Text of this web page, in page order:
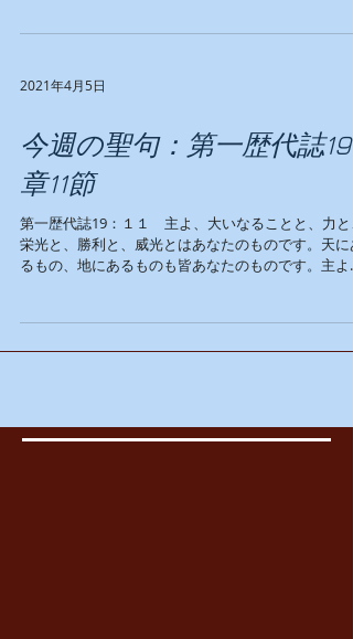
くださったその返答と...
2021年4月5日
今週の聖句：第一歴代誌19
章11節
第一歴代誌19：１１ 主よ、大いなることと、力と
栄光と、勝利と、威光とはあなたのものです。天にあ
るもの、地にあるものも皆あなたのものです。主よ、
神様に帰し、それゆえ、私達は神...